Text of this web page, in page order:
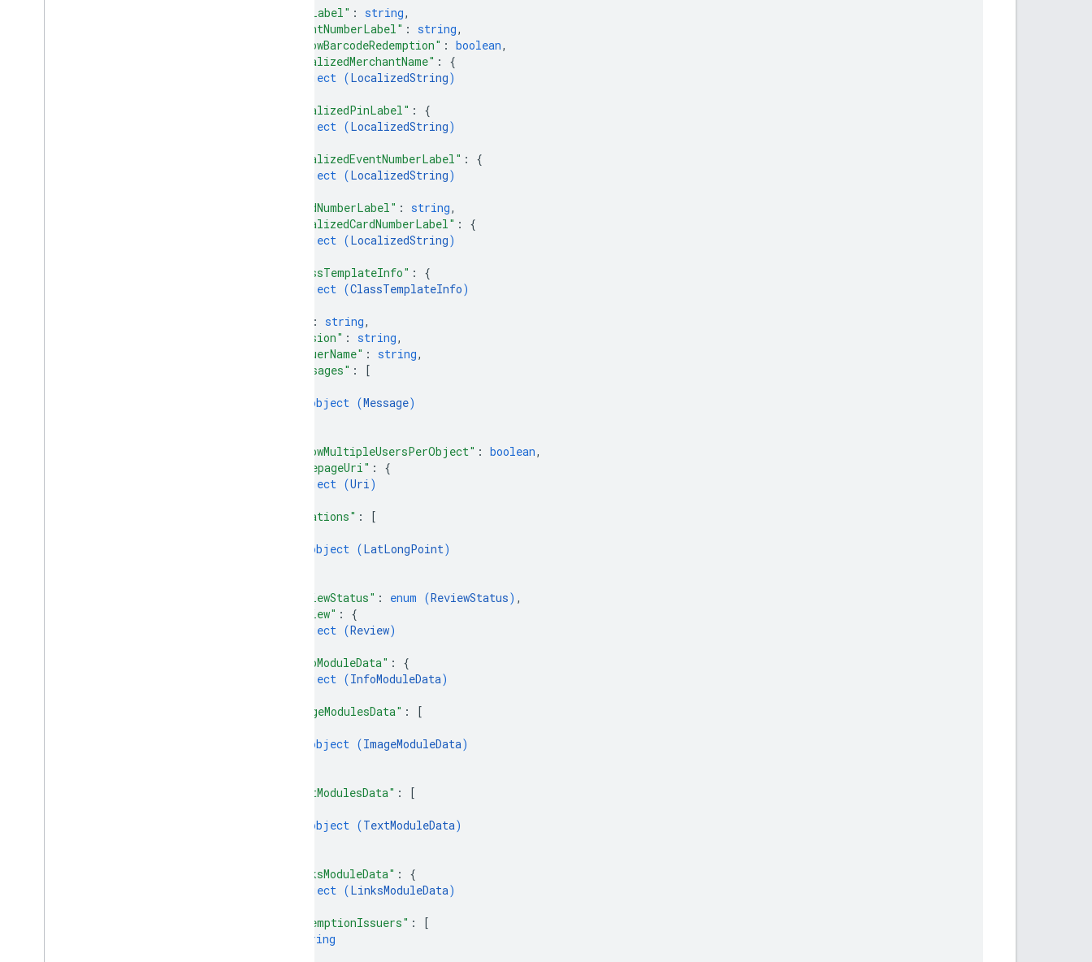
"pinLabel" : string,
"eventNumberLabel" : string,
"allowBarcodeRedemption" : boolean,
"localizedMerchantName" : {
object (LocalizedString)
"localizedPinLabel" : {
object (LocalizedString)
"localizedEventNumberLabel" : {
object (LocalizedString)
"cardNumberLabel" : string,
"localizedCardNumberLabel" : {
object (LocalizedString)
"classTemplateInfo" : {
object (ClassTemplateInfo)
: string,
"version" : string,
"issuerName" : string,
"messages" :
[
object (Message)
"allowMultipleUsersPerObject" : boolean,
"homepageUri" : {
object (Uri)
"locations" :
[
object (LatLongPoint)
"reviewStatus" : enum (ReviewStatus) ,
"review" : {
object (Review)
"infoModuleData" : {
object (InfoModuleData)
"imageModulesData" :
[
object (ImageModuleData)
"textModulesData" :
[
object (TextModuleData)
"linksModuleData" : {
object (LinksModuleData)
"redemptionIssuers" :
[
string